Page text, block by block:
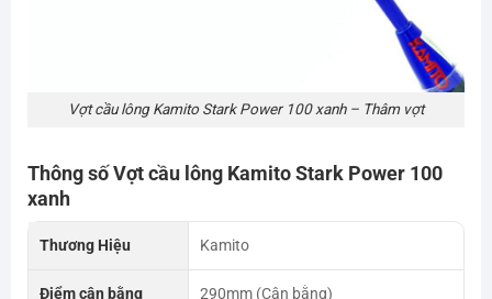
Vợt cầu lông Kamito Stark Power 100 xanh – Thâm vợt
Thông số Vợt cầu lông Kamito Stark Power 100
xanh
Thương Hiệu Kamito
Điểm cân bằng 290mm (Cân bằng)